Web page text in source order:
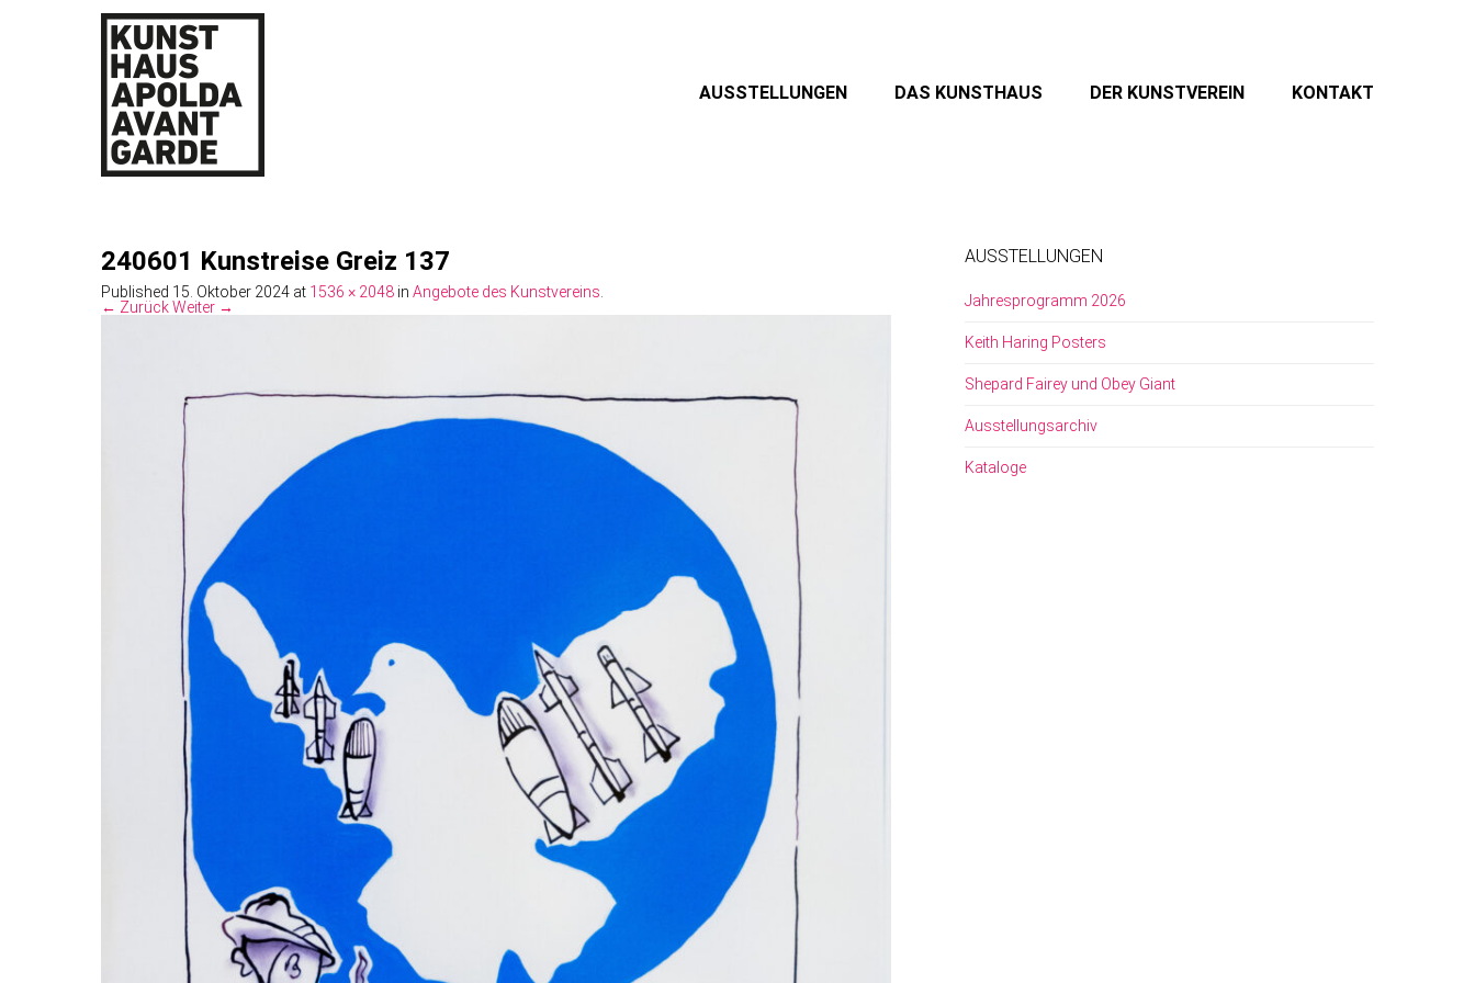
AUSSTELLUNGEN DAS KUNSTHAUS DER KUNSTVEREIN KONTAKT
240601 Kunstreise Greiz 137
Published 15. Oktober 2024 at 1536 × 2048 in Angebote des Kunstvereins
← ZurückWeiter →
AUSSTELLUNGEN
Jahresprogramm 2026
Keith Haring Posters
Shepard Fairey und Obey Giant
Ausstellungsarchiv
Kataloge